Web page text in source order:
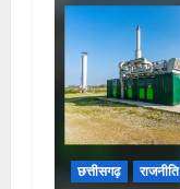
छत्तीसगढ़ राजनीति